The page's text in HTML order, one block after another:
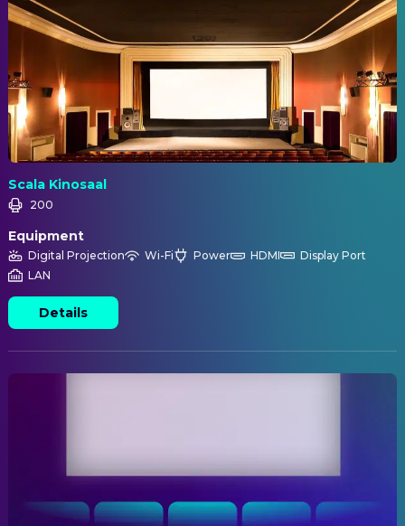
Scala Kinosaal
200
Equipment
Digital Projection Wi-Fi Power HDMI
Display Port
LAN
Details